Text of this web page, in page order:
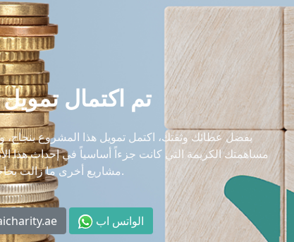
تم اكتمال
بفضل عطائك وثقتك، اكتمل تمويل هذا المشروع
مساهمتك الكريمة التي كانت جزءاً أساسياً في إحداث هذا
مشاريع أخرى ما زالت بحاجة إلى دعمك.
الواتس اب